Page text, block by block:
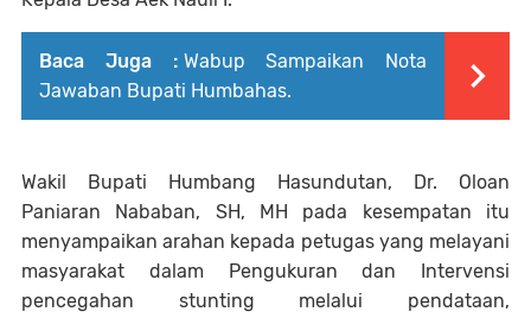
Baca Juga : Wabup Sampaikan Nota
Jawaban Bupati Humbahas.
Wakil Bupati Humbang Hasundutan, Dr. Oloan
Paniaran Nababan, SH, MH pada kesempatan itu
menyampaikan arahan kepada petugas yang melayani
masyarakat dalam Pengukuran dan Intervensi
pencegahan stunting melalui pendataan,